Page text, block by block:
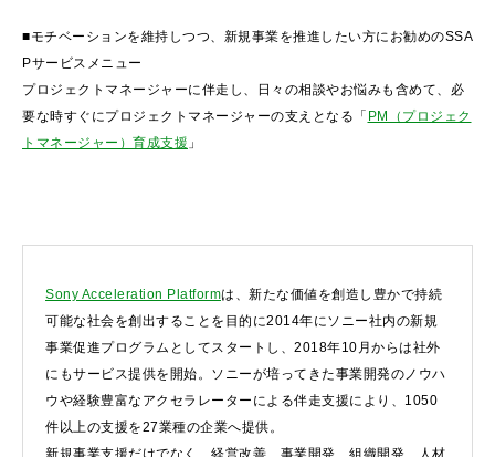
■モチベーションを維持しつつ、新規事業を推進したい方にお勧めのSSA
Pサービスメニュー
プロジェクトマネージャーに伴走し、日々の相談やお悩みも含めて、必
要な時すぐにプロジェクトマネージャーの支えとなる「 PM（プロジェク
トマネージャー）育成支援 」
Sony Acceleration Platformは、新たな価値を創造し豊かで持続
可能な社会を創出することを目的に2014年にソニー社内の新規
事業促進プログラムとしてスタートし、2018年10月からは社外
にもサービス提供を開始。ソニーが培ってきた事業開発のノウハ
ウや経験豊富なアクセラレーターによる伴走支援により、1050
件以上の支援を27業種の企業へ提供。